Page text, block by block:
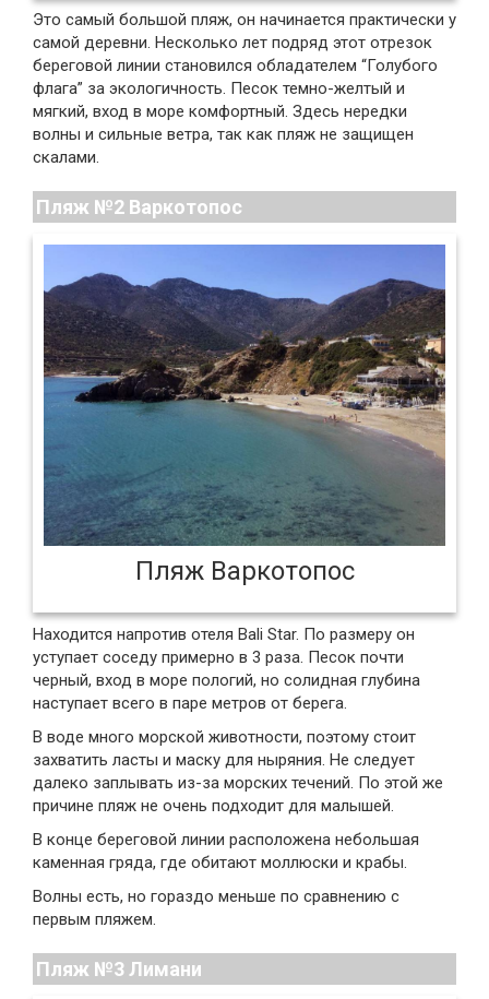
Это самый большой пляж, он начинается практически у
самой деревни. Несколько лет подряд этот отрезок
береговой линии становился обладателем “Голубого
флага” за экологичность. Песок темно-желтый и
мягкий, вход в море комфортный. Здесь нередки
волны и сильные ветра, так как пляж не защищен
скалами.
Пляж №2 Варкотопос
Пляж Варкотопос
Находится напротив отеля Bali Star. По размеру он
уступает соседу примерно в 3 раза. Песок почти
черный, вход в море пологий, но солидная глубина
наступает всего в паре метров от берега.
В воде много морской животности, поэтому стоит
захватить ласты и маску для ныряния. Не следует
далеко заплывать из-за морских течений. По этой же
причине пляж не очень подходит для малышей.
В конце береговой линии расположена небольшая
каменная гряда, где обитают моллюски и крабы.
Волны есть, но гораздо меньше по сравнению c
первым пляжем.
Пляж №3 Лимани